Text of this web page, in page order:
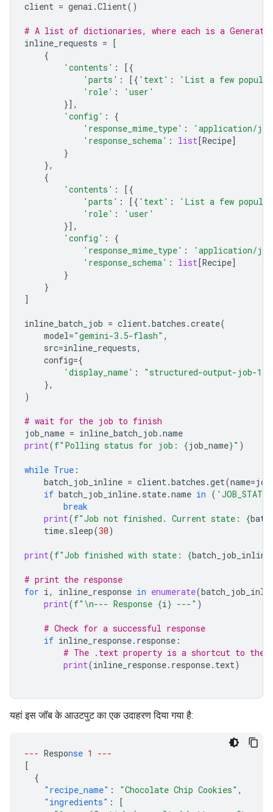
client = genai .Client()
# A list of dictionaries, where each is a
inline_requests = [
{
'contents' :
[{
'parts' : [{ 'text' :
'List a few
'role' :
'user'
}],
'config' :
{
'response_mime_type' :
'application/
'response_schema' : list[Recipe]
}
},
{
'contents' :
[{
'parts' : [{ 'text' :
'List a few
'role' :
'user'
}],
'config' :
{
'response_mime_type' :
'application/
'response_schema' : list[Recipe]
}
}
]
inline_batch_job = client.batches .create(
model="gemini-3.5-flash" ,
src=inline_requests,
config={
'display_name' :
"structured-output-job-1"
},
)
# wait for the job to finish
job_name = inline_batch_job .name
print(f"Polling status for job: {job_name}" )
while True :
batch_job_inline = client.batches .get(name=
if batch_job_inline. state.name in (
break
print(f"Job not finished. Current state: {
time. sleep(30)
print(f"Job finished with state: {batch_job_inline
# print the response
for i, inline_response in enumerate(
print(f" \n--- Response {i} ---" )
# Check for a successful response
if inline_response. response :
# The .text property is a shortcut to the
print(inline_response. response. text)
यहां इस जॉब के आउटपुट का एक उदाहरण दिया गया है:
--- Response 1
---
[
{
"recipe_name" : "Chocolate Chip Cookies" ,
"ingredients" :
[